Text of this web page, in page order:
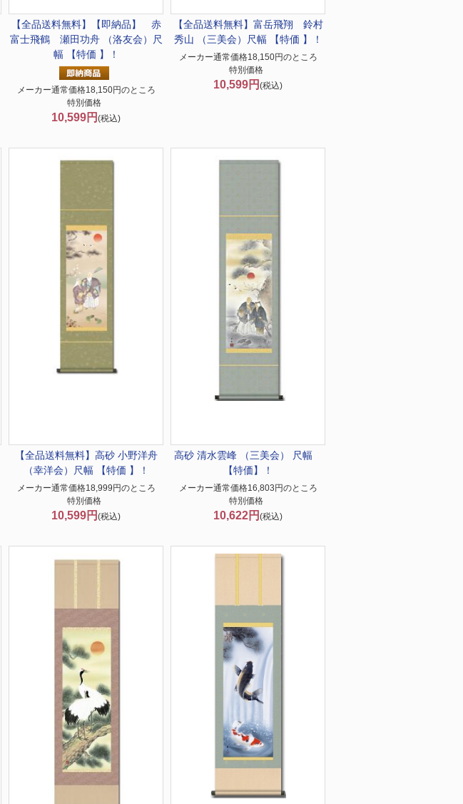
【全品送料無料】
【即納品】 赤
富士飛鶴 瀬田功舟 （洛友会）尺
幅 【特価 】！
メーカー通常価格18,150円のところ
特別価格
10,599円 (税込)
【全品送料無料】 富岳飛翔 鈴村
秀山 （三美会）尺幅 【特価 】！
メーカー通常価格18,150円のところ
特別価格
10,599円 (税込)
【全品送料無料】 高砂 小野洋舟
（幸洋会）尺幅 【特価 】！
メーカー通常価格18,999円のところ
特別価格
10,599円 (税込)
高砂 清水雲峰 （三美会） 尺幅
【特価】！
メーカー通常価格16,803円のところ
特別価格
10,622円 (税込)